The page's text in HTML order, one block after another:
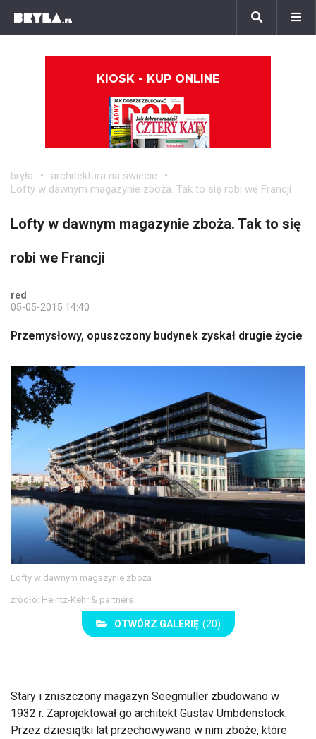
KIOSK - KUP ONLINE
bryła
architektura na świecie
Lofty w dawnym magazynie zboża. Tak to się robi we Francji
Lofty w dawnym magazynie zboża. Tak to się
robi we Francji
red
05-05-2015 14:40
Przemysłowy, opuszczony budynek zyskał drugie życie
Lofty w dawnym magazynie zboża
źródło: Heintz-Kehr & partners
OTWÓRZ GALERIĘ (20)
Stary i zniszczony magazyn Seegmuller zbudowano w
1932 r. Zaprojektował go architekt Gustav Umbdenstock.
Przez dziesiątki lat przechowywano w nim zboże, które